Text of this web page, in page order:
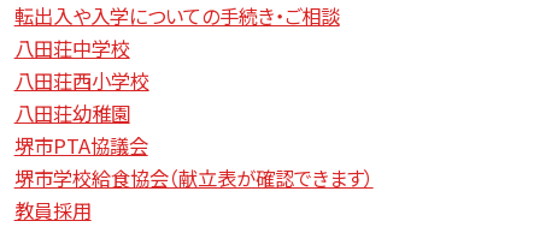
転出入や入学についての手続き・ご相談
八田荘中学校
八田荘西小学校
八田荘幼稚園
堺市PTA協議会
堺市学校給食協会（献立表が確認できます）
教員採用